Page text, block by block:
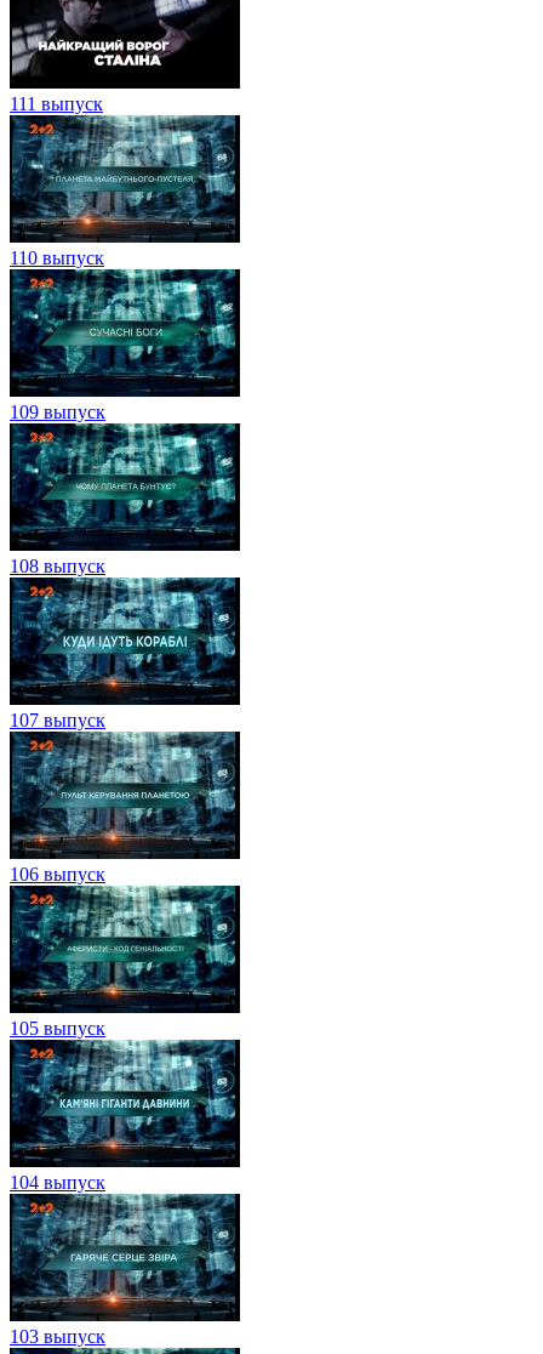
111 выпуск
110 выпуск
109 выпуск
108 выпуск
107 выпуск
106 выпуск
105 выпуск
104 выпуск
103 выпуск